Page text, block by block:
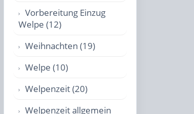
Vorbereitung Einzug
Welpe (12)
Weihnachten (19)
Welpe (10)
Welpenzeit (20)
Welpenzeit allgemein